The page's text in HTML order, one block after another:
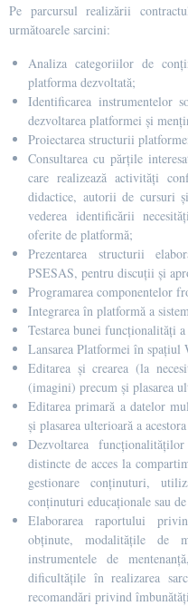
Pe parcursul realizării
următoarele sarcini:
Analiza categoriilor de
platforma dezvoltată;
Identificarea instrumentelor
dezvoltarea platformei și
Proiectarea structurii
Consultarea cu părțile
care realizează activități
didactice, autorii de cursuri
vederea identificării
oferite de platformă;
Prezentarea structurii
PSESAS, pentru discuții și
Programarea componentelor
Integrarea în platformă a
Testarea bunei funcționalități
Lansarea Platformei în spațiul
Editarea și crearea (la
(imagini) precum și plasarea
Editarea primară a datelor
și plasarea ulterioară a
Dezvoltarea
distincte de acces la
gestionare conținuturi,
conținuturi educaționale sau
Elaborarea raportului
obținute, modalitățile de
instrumentele de
dificultățile în realizarea
recomandări privind